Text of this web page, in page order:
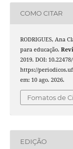
COMO CITAR
RODRIGUES, Ana
para educação.
2019. DOI:
https://
em: 10 ago. 2026.
Fomatos de
EDIÇÃO